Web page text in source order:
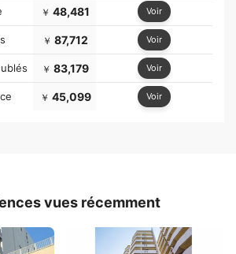
￥ 48,481 Voir
￥ 87,712 Voir
￥ 83,179 Voir
￥ 45,099 Voir
vues récemment